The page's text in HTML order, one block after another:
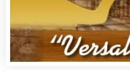
Cámaras de Comercio
Camiones para Fletes